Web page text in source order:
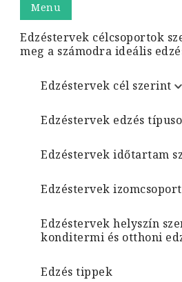
Menu
Edzéstervek célcsoportok
meg a számodra ideális
Edzéstervek cél szerint
Edzéstervek edzés
Edzéstervek időtartam
Edzéstervek
Edzéstervek helyszín
konditermi és otthoni
Edzés tippek